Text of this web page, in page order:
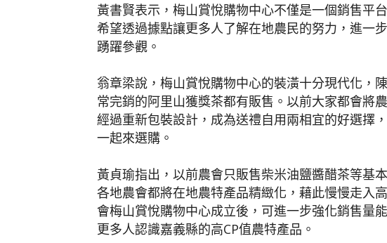
黃書賢表示，梅山賞悅購物中心不僅是一個銷售平
希望透過據點讓更多人了解在地農民的努力，進一
踴躍參觀。
翁章梁說，梅山賞悅購物中心的裝潢十分現代化，
常完銷的阿里山獲獎茶都有販售。以前大家都會將
經過重新包裝設計，成為送禮自用兩相宜的好選擇
一起來選購。
黃貞瑜指出，以前農會只販售柴米油鹽醬醋茶等基
各地農會都將在地農特產品精緻化，藉此慢慢走入
會梅山賞悅購物中心成立後，可進一步強化銷售量
更多人認識嘉義縣的高CP值農特產品。